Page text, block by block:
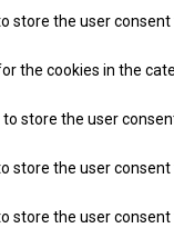
store the user
the cookies in the
store the user
store the user
store the user